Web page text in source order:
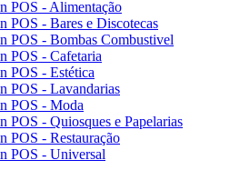
POS - Alimentação
POS - Bares e Discotecas
POS - Bombas Combustivel
POS - Cafetaria
POS - Estética
POS - Lavandarias
POS - Moda
POS - Quiosques e Papelarias
POS - Restauração
POS - Universal